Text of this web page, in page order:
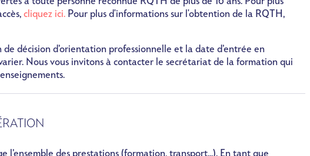
cliquez ici. Pour plus d'informations sur l'obtention de la RQTH,
décision d’orientation professionnelle et la date d’entrée en
Nous vous invitons à contacter le secrétariat de la formation qui
l’ensemble des prestations (formation, transport...). En tant que